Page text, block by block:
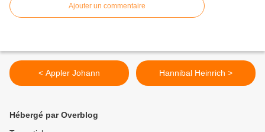
Ajouter un commentaire
< Appler Johann Hannibal Heinrich >
Hébergé par Overblog